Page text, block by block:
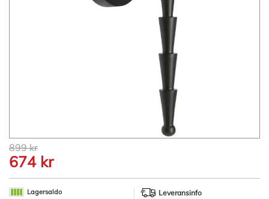
Hoppa
till
början
av
bildgalleriet
899 kr
674 kr
Lagersaldo
Leveransinfo